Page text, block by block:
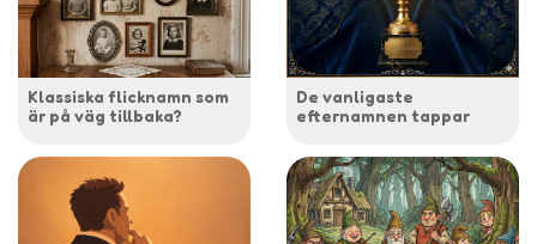
Klassiska flicknamn som
är på väg tillbaka?
De vanligaste
efternamnen tappar